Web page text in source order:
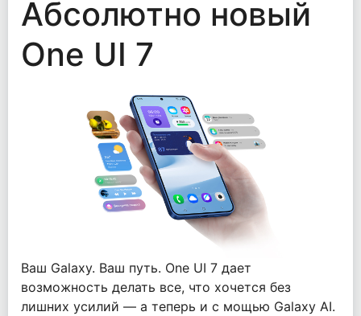
Абсолютно новый
One UI 7
Ваш Galaxy. Ваш путь. One UI 7 дает
возможность делать все, что хочется без
лишних усилий — а теперь и с мощью Galaxy AI.